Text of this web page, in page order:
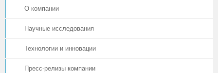
О компании
Научные исследования
Технологии и инновации
Пресс-релизы компании